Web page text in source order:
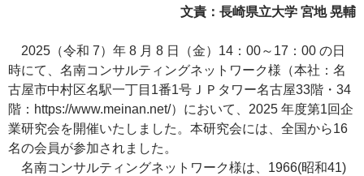
文責：長崎県立大学 宮地 晃輔
2025（令和 7）年 8 月 8 日（金）14：00～17：00 の日
時にて、名南コンサルティングネットワーク様（本社：名
古屋市中村区名駅一丁目1番1号ＪＰタワー名古屋33階・34
階：https://www.meinan.net/）において、2025 年度第1回企
業研究会を開催いたしました。本研究会には、全国から16
名の会員が参加されました。
名南コンサルティングネットワーク様は、1966(昭和41)